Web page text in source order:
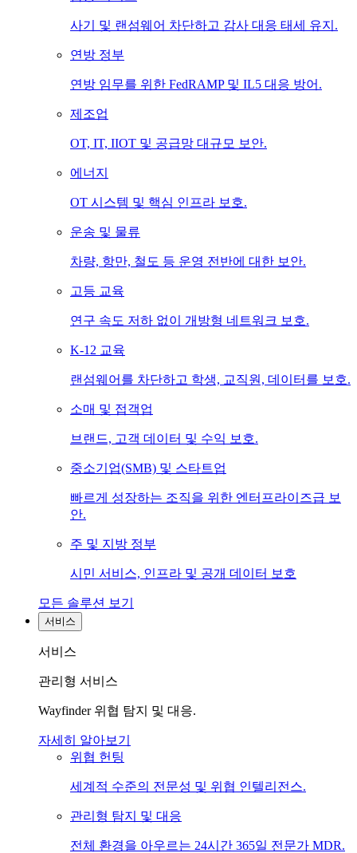
사기 및 랜섬웨어 차단하고 감사 대응 태세 유지.
연방 정부
연방 임무를 위한 FedRAMP 및 IL5 대응 방어.
제조업
OT, IT, IIOT 및 공급망 대규모 보안.
에너지
OT 시스템 및 핵심 인프라 보호.
운송 및 물류
차량, 항만, 철도 등 운영 전반에 대한 보안.
고등 교육
연구 속도 저하 없이 개방형 네트워크 보호.
K-12 교육
랜섬웨어를 차단하고 학생, 교직원, 데이터를 보호.
소매 및 접객업
브랜드, 고객 데이터 및 수익 보호.
중소기업(SMB) 및 스타트업
빠르게 성장하는 조직을 위한 엔터프라이즈급 보
안.
주 및 지방 정부
시민 서비스, 인프라 및 공개 데이터 보호
모든 솔루션 보기
서비스
서비스
관리형 서비스
Wayfinder 위협 탐지 및 대응.
자세히 알아보기
위협 헌팅
세계적 수준의 전문성 및 위협 인텔리전스.
관리형 탐지 및 대응
전체 환경을 아우르는 24시간 365일 전문가 MDR.